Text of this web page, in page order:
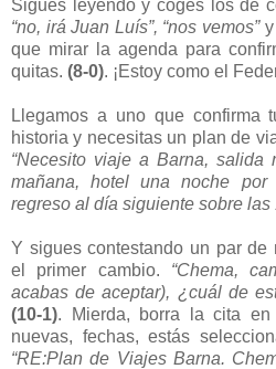
Sigues leyendo y coges los de
“no, irá Juan Luís”, “nos vemos”y
que mirar la agenda para
quitas. (8-0). ¡Estoy como el
Llegamos a uno que confirma
historia y necesitas un plan de
“Necesito viaje a Barna,
mañana, hotel una noche
regreso al día siguiente sobre las
Y sigues contestando un par
el primer cambio. “Chema,
acabas de aceptar), ¿cuál de
(10-1). Mierda, borra la cita
nuevas, fechas, estás
“RE:Plan de Viajes Barna.